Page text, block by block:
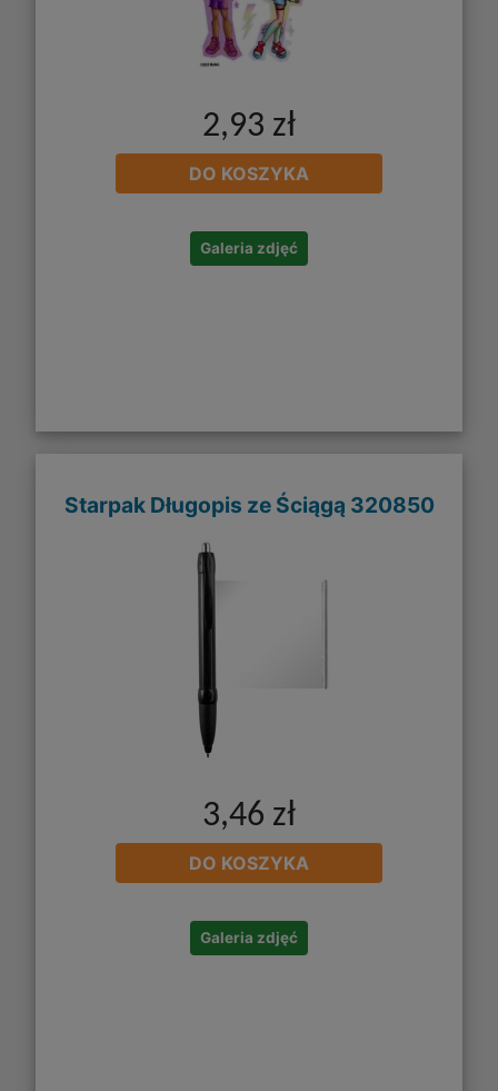
2,93 zł
DO KOSZYKA
Galeria zdjęć
Starpak Długopis ze Ściągą 320850
3,46 zł
DO KOSZYKA
Galeria zdjęć